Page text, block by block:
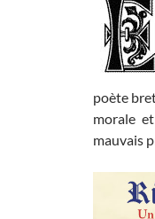
poète
morale
mauvais